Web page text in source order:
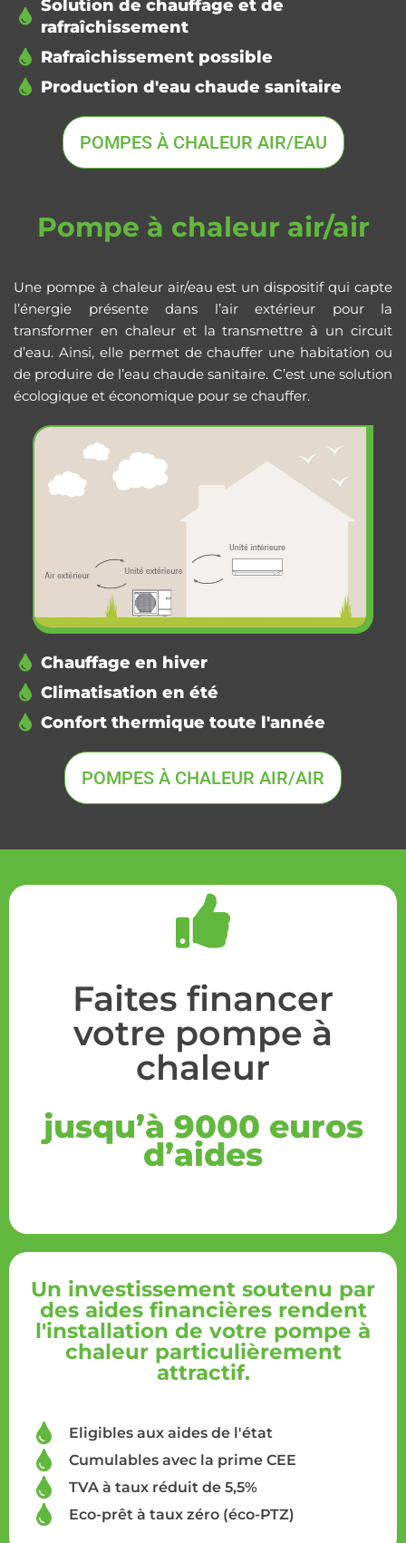
Solution de chauffage et de
rafraîchissement
Rafraîchissement possible
Production d'eau chaude sanitaire
POMPES À CHALEUR AIR/EAU
Pompe à chaleur air/air
Une pompe à chaleur air/eau est un dispositif qui capte
l’énergie présente dans l’air extérieur pour la
transformer en chaleur et la transmettre à un circuit
d’eau. Ainsi, elle permet de chauffer une habitation ou
de produire de l’eau chaude sanitaire. C’est une solution
écologique et économique pour se chauffer.
Chauffage en hiver
Climatisation en été
Confort thermique toute l'année
POMPES À CHALEUR AIR/AIR
Faites financer
votre pompe à
chaleur
jusqu’à 9000 euros
d’aides
Un investissement soutenu par
des aides financières rendent
l'installation de votre pompe à
chaleur particulièrement
attractif.
Eligibles aux aides de l'état
Cumulables avec la prime CEE
TVA à taux réduit de 5,5%
Eco-prêt à taux zéro (éco-PTZ)